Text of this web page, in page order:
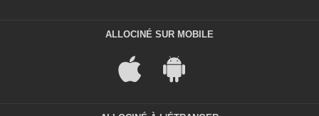
ALLOCINÉ SUR MOBILE